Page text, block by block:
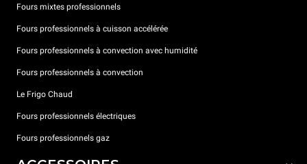
Fours mixtes professionnels
Fours professionnels à cuisson accélérée
Fours professionnels à convection avec humidité
Fours professionnels à convection
Le Frigo Chaud
Fours professionnels électriques
Fours professionnels gaz